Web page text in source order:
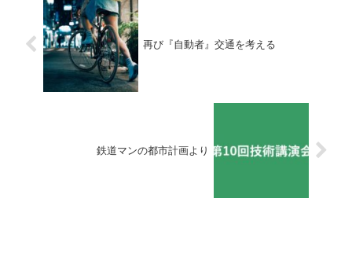
再び『自動者』交通を考える
鉄道マンの都市計画より